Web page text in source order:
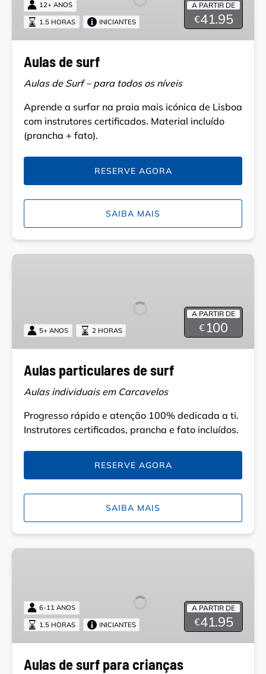
A PARTIR DE
€41.95
12+ ANOS
1.5 HORAS INICIANTES
Aulas de surf
Aulas de Surf – para todos os níveis
Aprende a surfar na praia mais icónica de Lisboa
com instrutores certificados. Material incluído
(prancha + fato).
RESERVE AGORA
SAIBA MAIS
Aulas
A PARTIR DE
€100
5+ ANOS 2 HORAS
Aulas particulares de surf
Aulas individuais em Carcavelos
Progresso rápido e atenção 100% dedicada a ti.
Instrutores certificados, prancha e fato incluídos.
RESERVE AGORA
SAIBA MAIS
Aulas
para
crianças
A PARTIR DE
€41.95
6-11 ANOS
1.5 HORAS INICIANTES
Aulas de surf para crianças